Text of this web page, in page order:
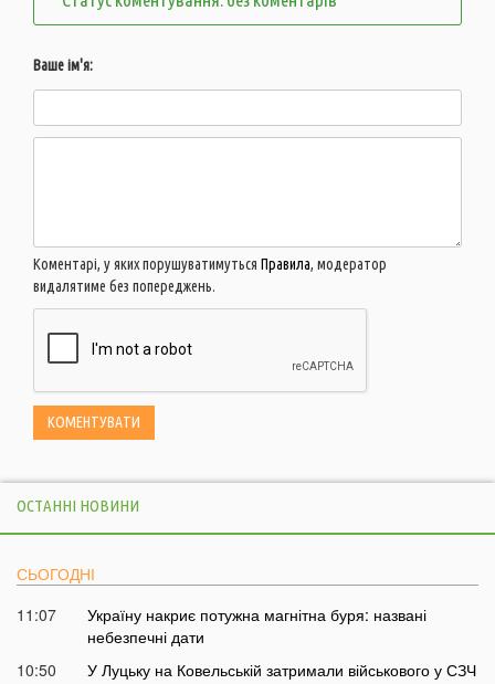
Ваше ім'я:
Коментарі, у яких порушуватимуться Правила, модератор
видалятиме без попереджень.
ОСТАННІ НОВИНИ
СЬОГОДНІ
11:07
Україну накриє потужна магнітна буря: названі
небезпечні дати
10:50
У Луцьку на Ковельській затримали військового у СЗЧ